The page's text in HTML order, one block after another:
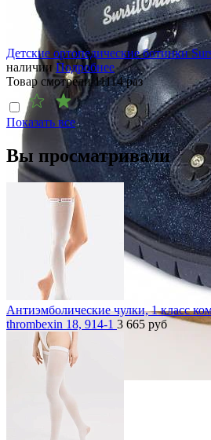
Детские ортопедические ботинки
наличии Подробнее
Товар смотрели11114раз
Показать все
Вы просматривали
Антиэмболические чулки, 1 класс
thrombexin 18, 914-1 3 665 руб